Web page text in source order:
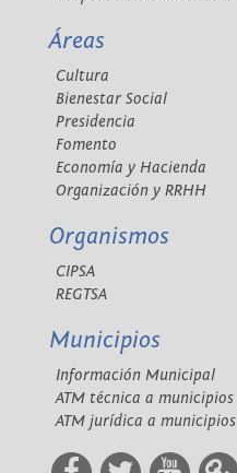
Áreas
Cultura
Bienestar Social
Presidencia
Fomento
Economía y Hacienda
Organización y RRHH
Organismos
CIPSA
REGTSA
Municipios
Información Municipal
ATM técnica a municipios
ATM jurídica a municipios